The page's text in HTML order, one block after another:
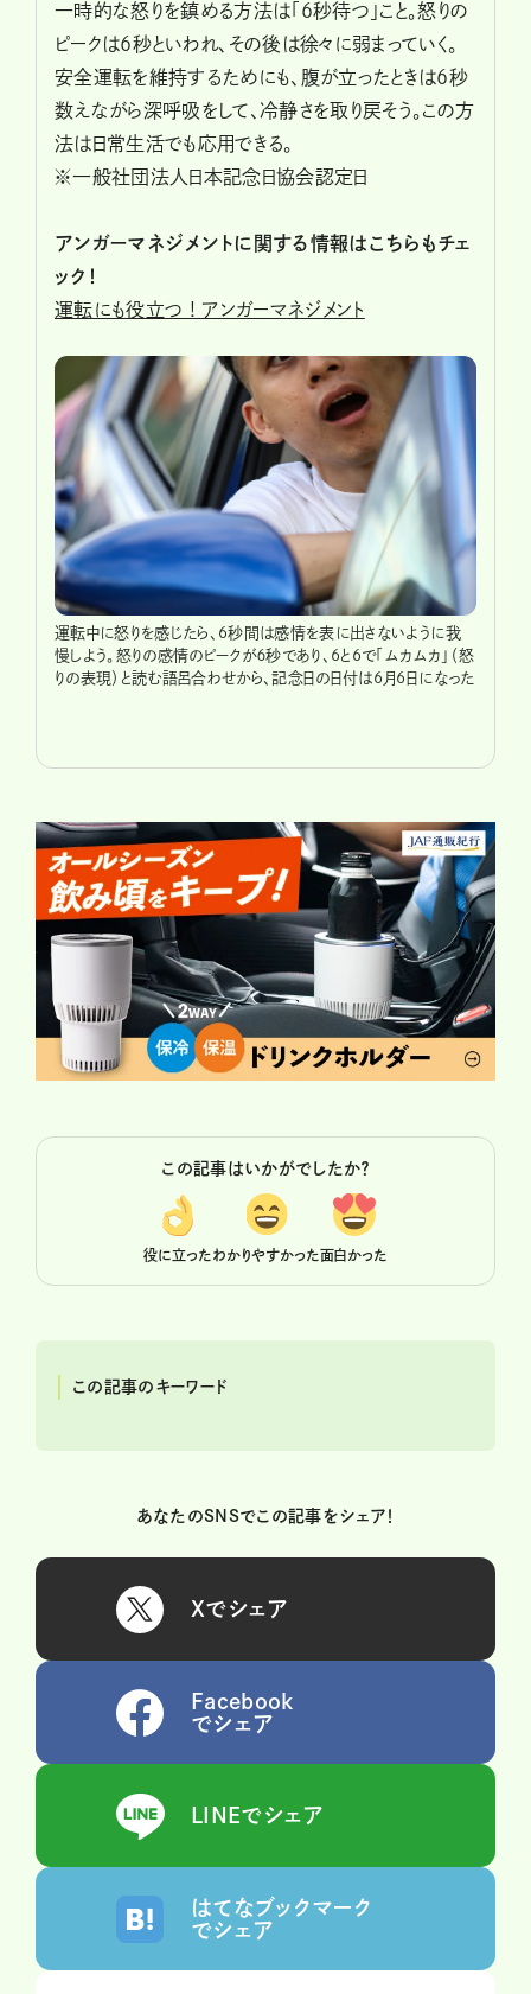
一時的な怒りを鎮める方法は「6秒待つ」こと。怒りの
ピークは6秒といわれ、その後は徐々に弱まっていく。
安全運転を維持するためにも、腹が立ったときは6秒
数えながら深呼吸をして、冷静さを取り戻そう。この方
法は日常生活でも応用できる。
※一般社団法人日本記念日協会認定日
アンガーマネジメントに関する情報はこちらもチェ
ック！
運転にも役立つ ! アンガーマネジメント
運転中に怒りを感じたら、6秒間は感情を表に出さないように我
慢しよう。怒りの感情のピークが６秒であり、6と6で「ムカムカ」（怒
りの表現）と読む語呂合わせから、記念日の日付は6月6日になった
この記事はいかがでしたか？
役に立ったわかりやすかった面白かった
この記事のキーワード
あなたのSNSでこの記事をシェア！
Xでシェア
Facebook
でシェア
LINEでシェア
はてなブックマーク
でシェア